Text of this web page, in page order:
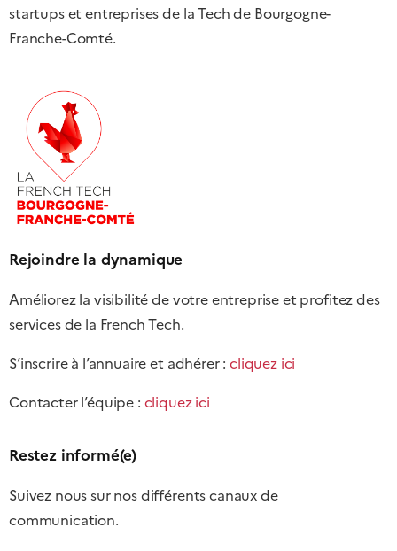
startups et entreprises de la Tech de Bourgogne-
Franche-Comté.
Rejoindre la dynamique
Améliorez la visibilité de votre entreprise et profitez des
services de la French Tech.
S’inscrire à l’annuaire et adhérer :cliquez ici
Contacter l’équipe : cliquez ici
Restez informé(e)
Suivez nous sur nos différents canaux de
communication.